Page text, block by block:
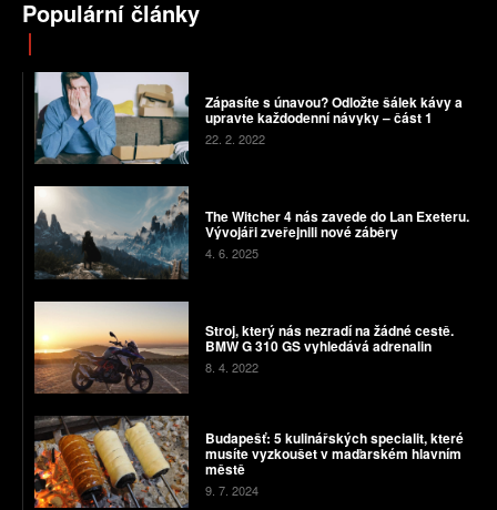
Populární články
Zápasíte s únavou? Odložte šálek kávy a
upravte každodenní návyky – část 1
22. 2. 2022
The Witcher 4 nás zavede do Lan Exeteru.
Vývojáři zveřejnili nové záběry
4. 6. 2025
Stroj, který nás nezradí na žádné cestě.
BMW G 310 GS vyhledává adrenalin
8. 4. 2022
Budapešť: 5 kulinářských specialit, které
musíte vyzkoušet v maďarském hlavním
městě
9. 7. 2024